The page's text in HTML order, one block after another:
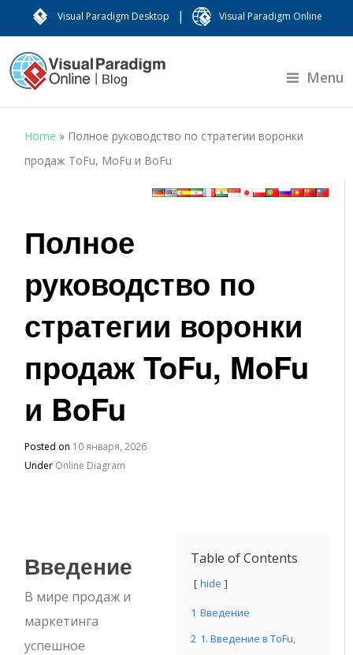
Visual Paradigm Desktop | Visual Paradigm Online
Menu
Home » Полное руководство по стратегии воронки
продаж ToFu, MoFu и BoFu
Полное
руководство по
стратегии воронки
продаж ToFu, MoFu
и BoFu
Posted on 10 января, 2026
Under Online Diagram
Table of Contents
hide
1 Введение
2 1. Введение в ToFu,
Введение
В мире продаж и
маркетинга
успешное